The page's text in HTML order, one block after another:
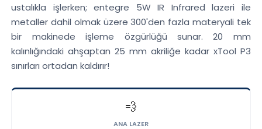
ustalıkla işlerken; entegre 5W IR Infrared lazeri ile
metaller dahil olmak üzere 300'den fazla materyali tek
bir makinede işleme özgürlüğü sunar. 20 mm
kalınlığındaki ahşaptan 25 mm akriliğe kadar xTool P3
sınırları ortadan kaldırır!
💨
ANA LAZER